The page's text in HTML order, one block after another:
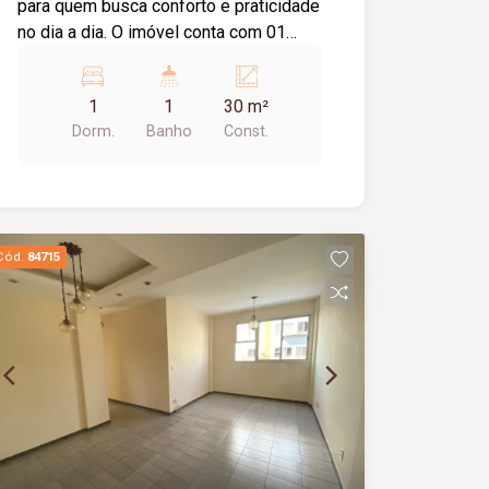
para quem busca conforto e praticidade
no dia a dia. O imóvel conta com 01
serviço e não possui garagem.
Excelente opção para solteiros,
estudantes ou casais.
1
Dorm.
1
Banho
30 m²
Const.
84715